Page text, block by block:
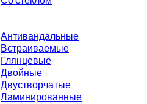
Антивандальные
Встраиваемые
Глянцевые
Двойные
Двустворчатые
Ламинированные